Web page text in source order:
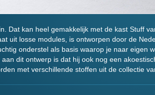
Dat kan heel gemakkelijk met de kast Stuff
uit losse modules, is ontworpen door de
onderstel als basis waarop je naar eigen
dit ontwerp is dat hij ook nog een
met verschillende stoffen uit de collectie